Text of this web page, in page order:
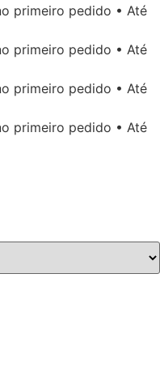
primeiro pedido • Até
primeiro pedido • Até
primeiro pedido • Até
primeiro pedido • Até